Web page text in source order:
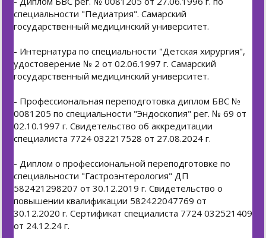
специальности "Педиатрия". Самарский
государственный медицинский университет.
- Интернатура по специальности "Детская хирургия",
удостоверение № 2 от 02.06.1997 г. Самарский
государственный медицинский университет.
- Профессиональная переподготовка диплом БВС №
0081205 по специальности "Эндоскопия" рег. № 69 от
02.10.1997 г. Свидетельство об аккредитации
специалиста 7724 032217528 от 27.08.2024 г.
- Диплом о профессиональной переподготовке по
специальности "Гастроэнтерология" ДП
582421298207 от 30.12.2019 г. Свидетельство о
повышении квалификации 582422047769 от
30.12.2020 г. Сертификат специалиста 7724 032521409
от 24.12.24 г.